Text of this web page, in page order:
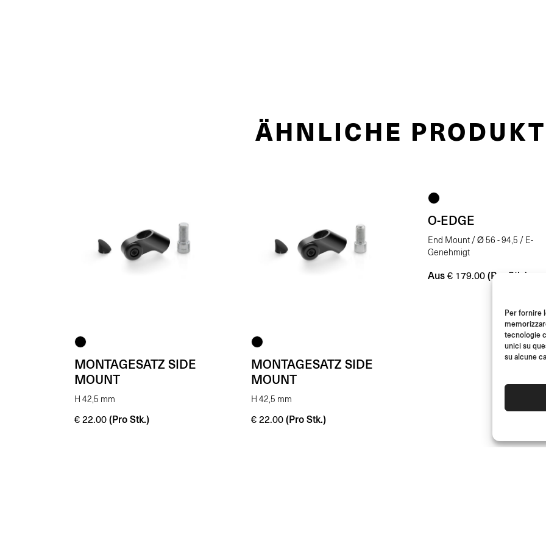
Per fornire
tecnologie
unici su
su alcune
ÄHNLICHE
MONTAGESATZ SIDE
MOUNT
H 42,5 mm
€ 22.00 (Pro Stk.)
MONTAGESATZ SIDE
MOUNT
H 42,5 mm
€ 22.00 (Pro Stk.)
O-EDGE
End Mount / Ø 56 - 94,5 / E-
Genehmigt
Aus € 179.00 (Pro Stk.)